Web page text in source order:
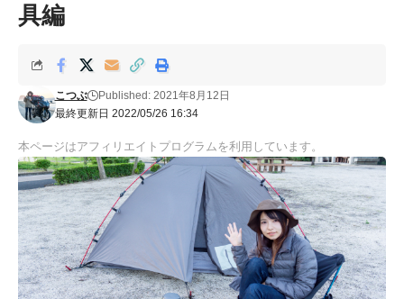
具編
最終更新日 2022/05/26 16:34
こつぶ Published: 2021年8月12日
本ページはアフィリエイトプログラムを利用しています。